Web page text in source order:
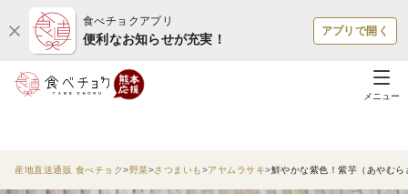
食べチョクアプリ
便利なお知らせが充実！
アプリで開く
メニュー
産地直送通販 食べチョク 野菜 さつまいも アヤムラサキ 鮮やかな紫色！紫芋（あやむ